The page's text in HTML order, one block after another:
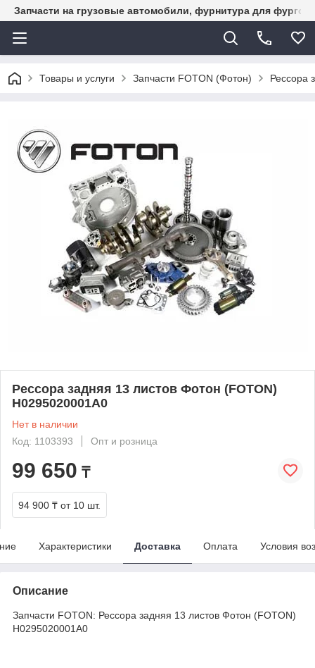
Запчасти на грузовые автомобили, фурнитура для
Товары и услуги Запчасти FOTON (Фотон) Рессора
Рессора задняя 13 листов Фотон (FOTON)
H0295020001A0
Нет в наличии
Код: 1103393
Опт и розница
99 650 ₸
94 900 ₸ от 10 шт.
Характеристики Доставка Оплата Условия
Описание
Запчасти FOTON: Рессора задняя 13 листов Фотон (FOTON)
H0295020001A0